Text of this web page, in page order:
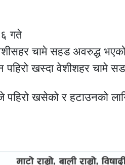
६ गते
चामे सहड अवरुद्ध भएको
पहिरो खस्दा वेशीशहर चामे
खसेको र हटाउनको